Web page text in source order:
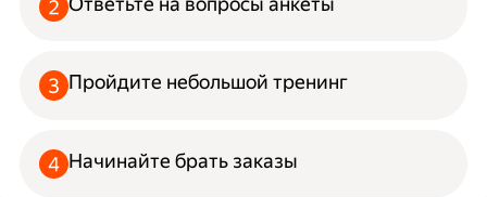
Пройдите небольшой тренинг
Начинайте брать заказы